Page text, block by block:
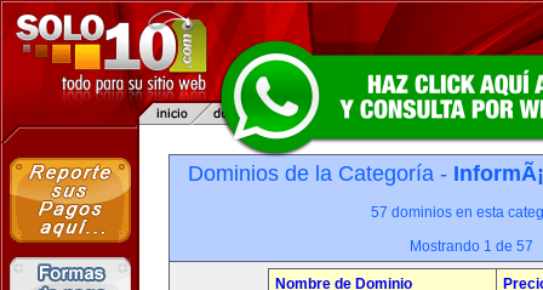
Dominios de la Categoría -
57 dominios en esta
Mostrando 1 de 57
Nombre de Dominio